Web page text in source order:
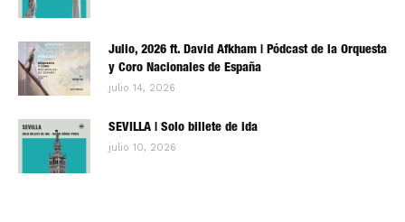
Julio, 2026 ft. David Afkham | Pódcast de la Orquesta
y Coro Nacionales de España
julio 14, 2026
SEVILLA | Solo billete de ida
julio 10, 2026